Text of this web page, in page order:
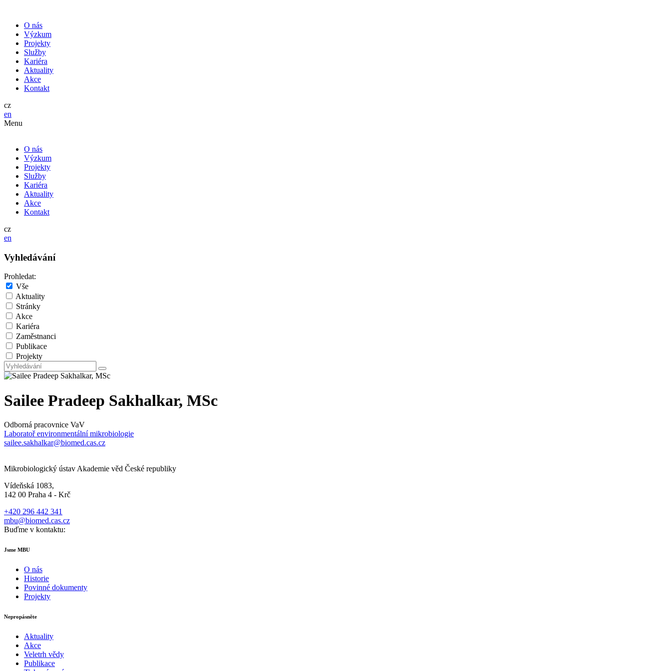
O nás
Výzkum
Projekty
Služby
Kariéra
Aktuality
Akce
Kontakt
cz
en
Menu
O nás
Výzkum
Projekty
Služby
Kariéra
Aktuality
Akce
Kontakt
cz
en
Vyhledávání
Prohledat:
Vše
Aktuality
Stránky
Akce
Kariéra
Zaměstnanci
Publikace
Projekty
Sailee Pradeep Sakhalkar, MSc
Odborná pracovnice VaV
Laboratoř environmentální mikrobiologie
sailee.sakhalkar@biomed.cas.cz
Mikrobiologický ústav Akademie věd České republiky
Vídeňská 1083,
142 00 Praha 4 - Krč
+420 296 442 341
mbu@biomed.cas.cz
Buďme v kontaktu:
Jsme MBU
O nás
Historie
Povinné dokumenty
Projekty
Nepropásněte
Aktuality
Akce
Veletrh vědy
Publikace